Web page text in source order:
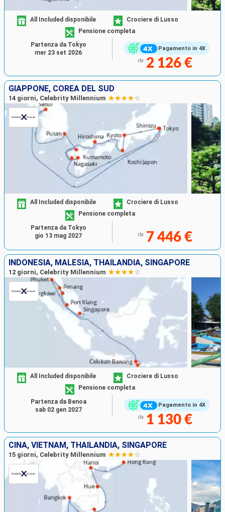
Pagamento in 4X
All Included disponibile
Crociere di Lusso
Pensione completa
da 2 126 €
Partenza da Tokyo
mer 23 set 2026
GIAPPONE, COREA DEL SUD
14 giorni, Celebrity Millennium
All Included disponibile
Crociere di Lusso
Pensione completa
da 7 446 €
Partenza da Tokyo
gio 13 mag 2027
INDONESIA, MALESIA, THAILANDIA, SINGAPORE
12 giorni, Celebrity Millennium
Pagamento in 4X
All Included disponibile
Crociere di Lusso
Pensione completa
da 1 130 €
Partenza da Benoa
sab 02 gen 2027
CINA, VIETNAM, THAILANDIA, SINGAPORE
15 giorni, Celebrity Millennium